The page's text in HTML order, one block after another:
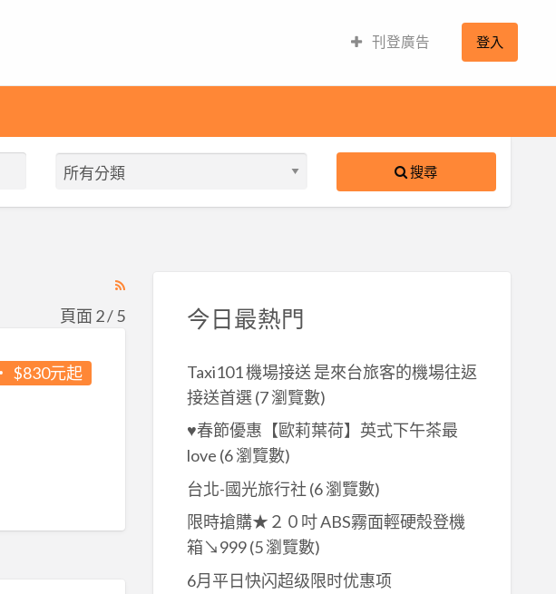
刊登廣告 登入
搜尋
RSS
Feed
頁面 2 / 5
$830元起
今日最熱門
Taxi101 機場接送 是來台旅客的機場往返
接送首選 (7 瀏覽數)
♥春節優惠【歐莉葉荷】英式下午茶最
love (6 瀏覽數)
台北-國光旅行社 (6 瀏覽數)
限時搶購★２０吋 ABS霧面輕硬殼登機
箱↘999(5 瀏覽數)
6月平日快闪超级限时优惠项